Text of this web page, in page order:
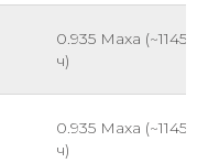
0.935 Маха (~1145
ч)
0.935 Маха (~1145
ч)